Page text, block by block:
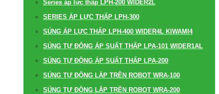
Series áp lực thấp LPH-200 WIDER2L
SERIES ÁP LỰC THẤP LPH-300
SÚNG ÁP LỰC THẤP LPH-400 WIDER4L KIWAMI4
SÚNG TỰ ĐỘNG ÁP SUẤT THẤP LPA-101 WIDER1AL
SÚNG TỰ ĐỘNG ÁP SUẤT THẤP LPA-200
SÚNG TỰ ĐỘNG LẮP TRÊN ROBOT WRA-100
SÚNG TỰ ĐỘNG LẮP TRÊN ROBOT WRA-200